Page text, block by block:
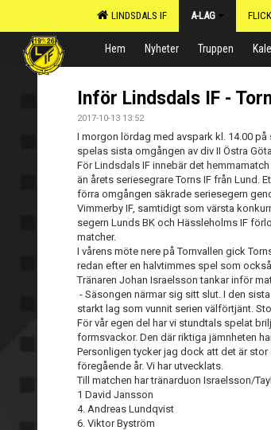
LINDSDALS IF A-LAG
Hem Nyheter Truppen
Inför Lindsdals IF -
2017-10-13 13:52
I morgon lördag med avspark kl. 14.00 på
spelas sista omgången av div II Östra
För Lindsdals IF innebär det
än årets seriesegrare Torns IF från Lund.
förra omgången säkrade seriesegern
Vimmerby IF, samtidigt som värsta
segern Lunds BK och Hässleholms IF
matcher.
I vårens möte nere på Tornvallen gick
redan efter en halvtimmes spel som
Tränaren Johan Israelsson tankar inför
- Säsongen närmar sig sitt slut. I den
starkt lag som vunnit serien välförtjänt.
För vår egen del har vi stundtals spelat
formsvackor. Den där riktiga jämnheten
Personligen tycker jag dock att det är
föregående år. Vi har utvecklats.
Till matchen har tränarduon Israelsson/
1 David Jansson
4. Andreas Lundqvist
6. Viktor Byström